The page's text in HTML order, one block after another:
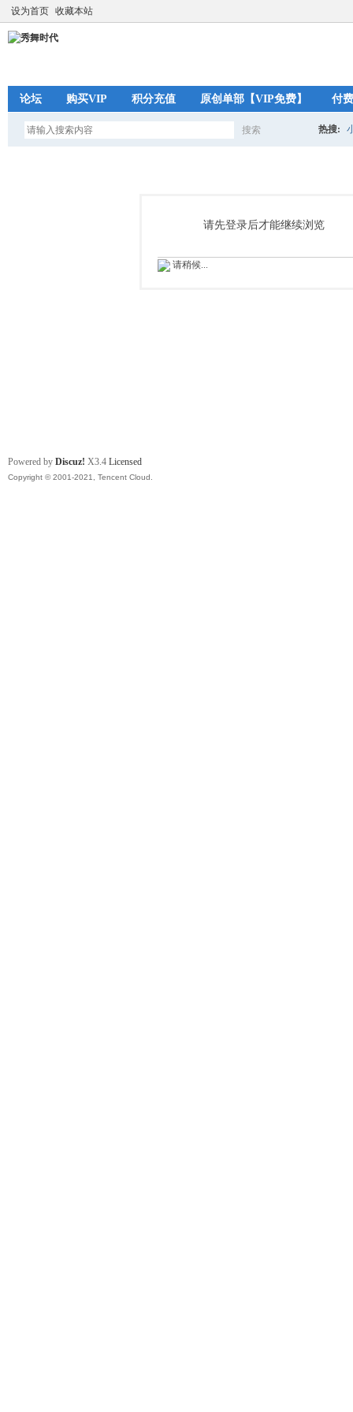
设为首页 收藏本站
论坛 购买VIP 积分充值 原创单部【VIP免费】 付
搜索
索
热搜:
请先登录后才能继续浏览
请稍候...
Powered by Discuz! X3.4 Licensed
Copyright © 2001-2021, Tencent Cloud.